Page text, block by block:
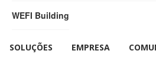
WEFI Building
SOLUÇÕES EMPRESA